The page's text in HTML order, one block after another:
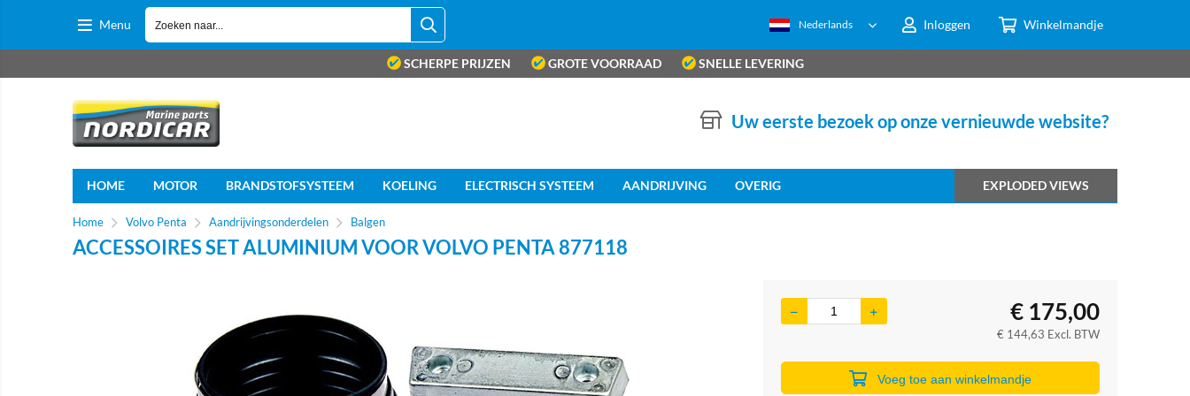
Menu Inloggen Winkelmandje
Nederlands
SCHERPE PRIJZEN GROTE VOORRAAD SNELLE LEVERING
Uw eerste bezoek op onze vernieuwde website?
HOME MOTOR BRANDSTOFSYSTEEM KOELING ELECTRISCH SYSTEEM AANDRIJVING OVERIG EXPLODED VIEWS
Home Volvo Penta Aandrijvingsonderdelen Balgen
ACCESSOIRES SET ALUMINIUM VOOR VOLVO PENTA 877118
€ 175,00
€ 144,63 Excl. BTW
Voeg toe aan winkelmandje